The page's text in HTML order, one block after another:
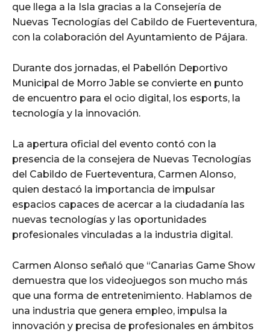
que llega a la Isla gracias a la Consejería de
Nuevas Tecnologías del Cabildo de Fuerteventura,
con la colaboración del Ayuntamiento de Pájara.
Durante dos jornadas, el Pabellón Deportivo
Municipal de Morro Jable se convierte en punto
de encuentro para el ocio digital, los esports, la
tecnología y la innovación.
La apertura oficial del evento contó con la
presencia de la consejera de Nuevas Tecnologías
del Cabildo de Fuerteventura, Carmen Alonso,
quien destacó la importancia de impulsar
espacios capaces de acercar a la ciudadanía las
nuevas tecnologías y las oportunidades
profesionales vinculadas a la industria digital.
Carmen Alonso señaló que “Canarias Game Show
demuestra que los videojuegos son mucho más
que una forma de entretenimiento. Hablamos de
una industria que genera empleo, impulsa la
innovación y precisa de profesionales en ámbitos